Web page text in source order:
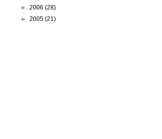
► 2006 (28)
► 2005 (21)